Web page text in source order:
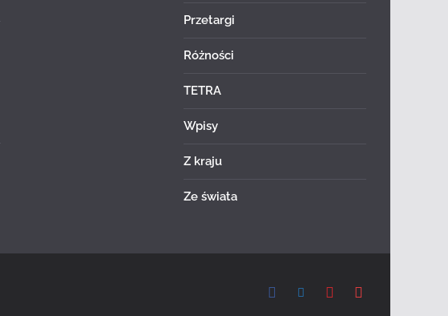
Przetargi
Różności
TETRA
Wpisy
Z kraju
Ze świata